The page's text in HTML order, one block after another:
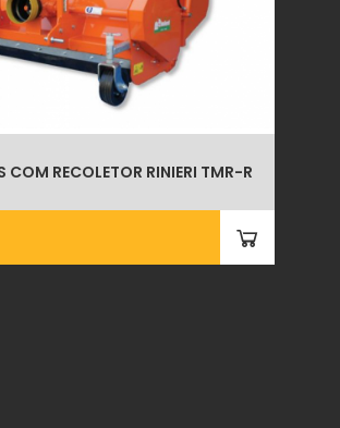
COM RECOLETOR RINIERI TMR-R